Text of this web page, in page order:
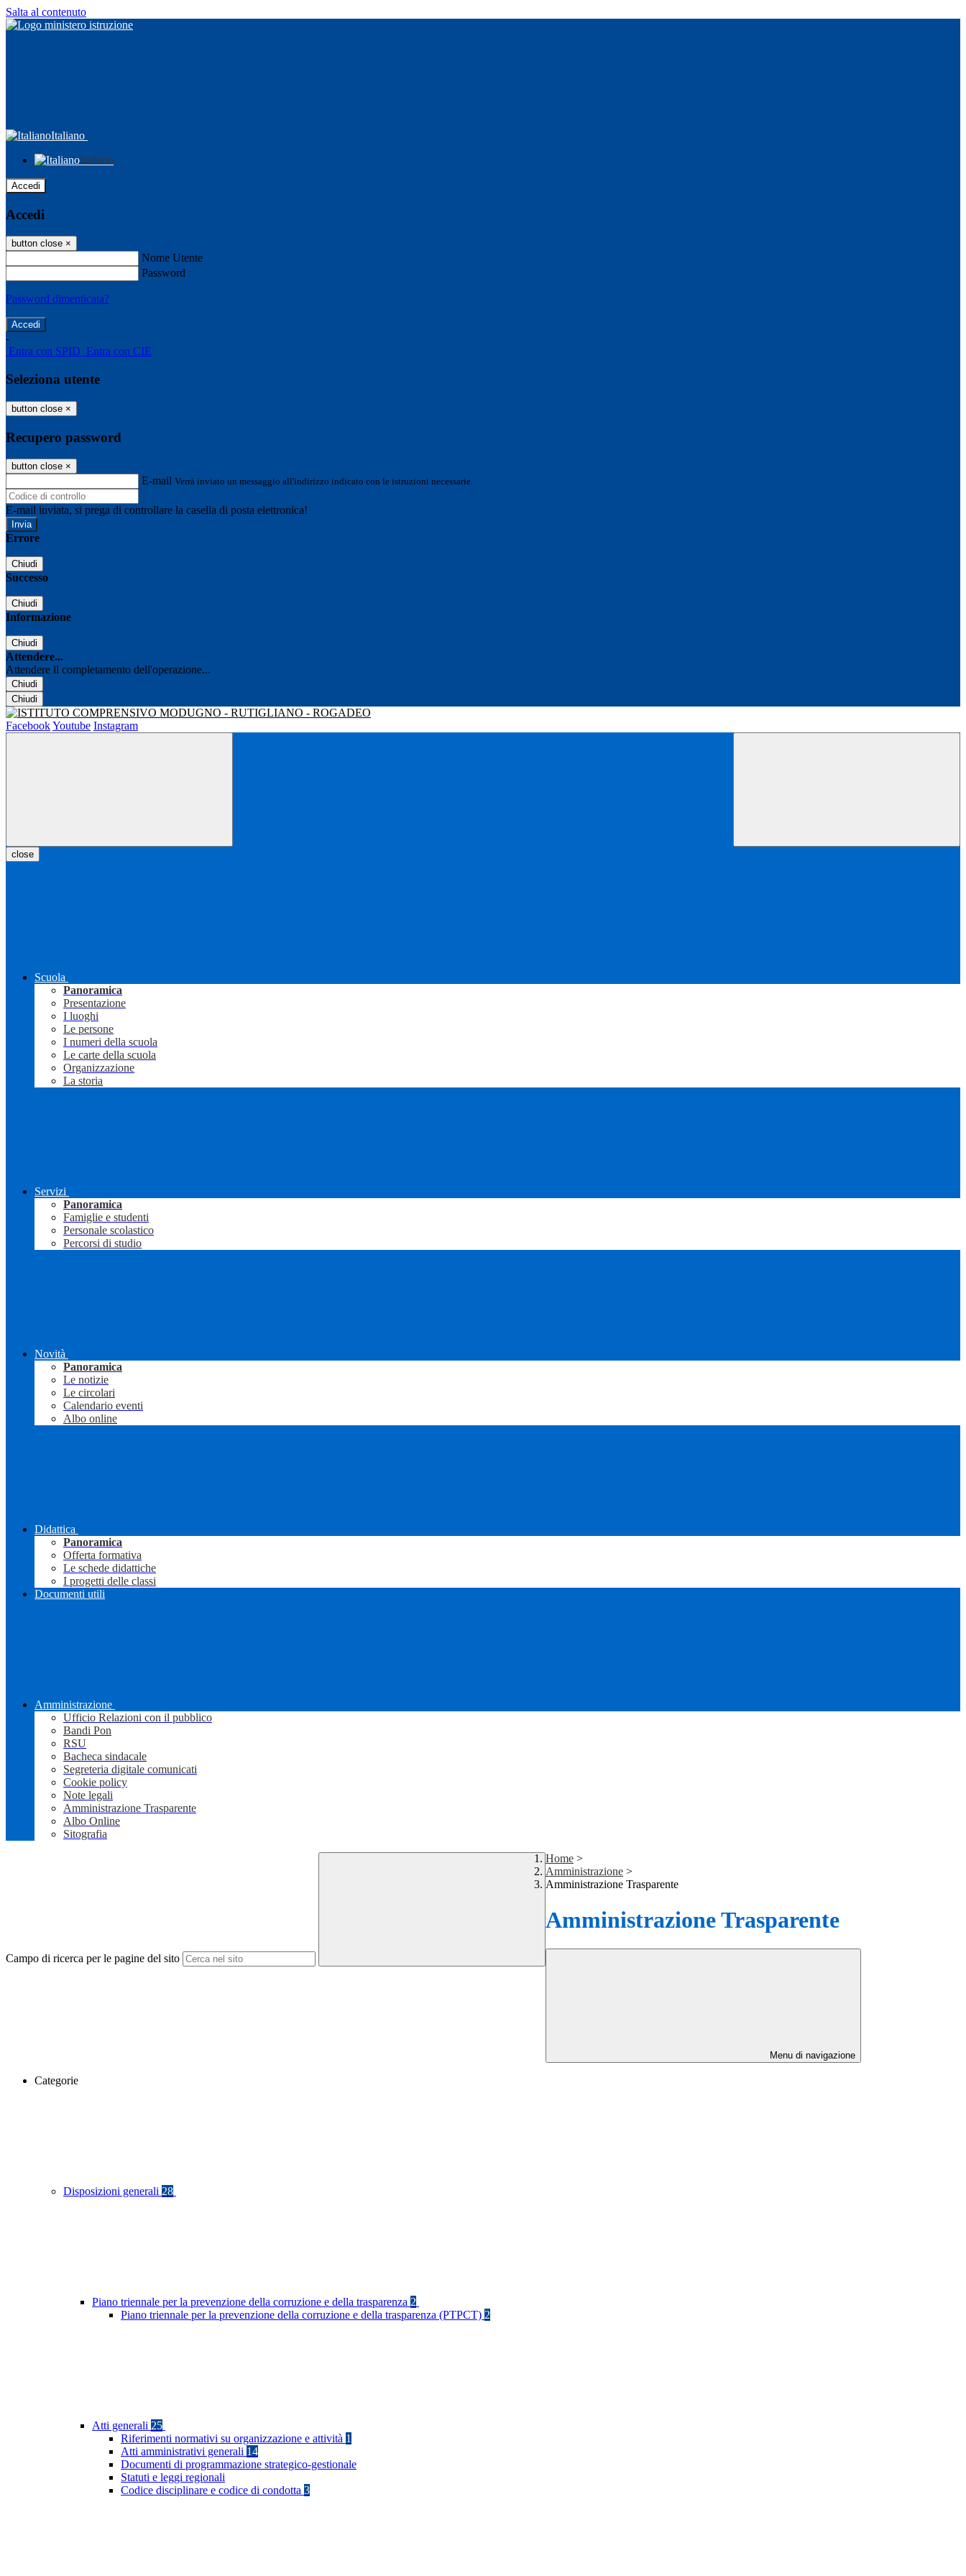
Salta al contenuto
Italiano
Italiano
Accedi
Accedi
button close ×
Nome Utente
Password
Password dimenticata?
-
Entra con SPID Entra con CIE
Seleziona utente
button close ×
Recupero password
button close ×
E-mail Verrà inviato un messaggio all'indirizzo indicato con le istruzioni necessarie.
E-mail inviata, si prega di controllare la casella di posta elettronica!
Errore
Chiudi
Successo
Chiudi
Informazione
Chiudi
Attendere...
Attendere il completamento dell'operazione...
Chiudi
Chiudi
FacebookYoutube Instagram
close
Scuola
Panoramica
Presentazione
I luoghi
Le persone
I numeri della scuola
Le carte della scuola
Organizzazione
La storia
Servizi
Panoramica
Famiglie e studenti
Personale scolastico
Percorsi di studio
Novità
Panoramica
Le notizie
Le circolari
Calendario eventi
Albo online
Didattica
Panoramica
Offerta formativa
Le schede didattiche
I progetti delle classi
Documenti utili
Amministrazione
Ufficio Relazioni con il pubblico
Bandi Pon
RSU
Bacheca sindacale
Segreteria digitale comunicati
Cookie policy
Note legali
Amministrazione Trasparente
Albo Online
Sitografia
Campo di ricerca per le pagine del sito
Home >
Amministrazione >
Amministrazione Trasparente
Amministrazione Trasparente
Menu di navigazione
Categorie
Disposizioni generali 28
Piano triennale per la prevenzione della corruzione e della trasparenza 2
Piano triennale per la prevenzione della corruzione e della trasparenza (PTPCT) 2
Atti generali 25
Riferimenti normativi su organizzazione e attività 1
Atti amministrativi generali 14
Documenti di programmazione strategico-gestionale
Statuti e leggi regionali
Codice disciplinare e codice di condotta 3